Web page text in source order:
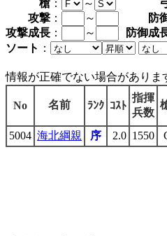
槍 ： ～
攻撃 ： ～ 防
攻撃成長 ： ～ 防御成
ソート ：
情報が正確でない場合がありま
No 名前 ﾗﾝｸ ｺｽﾄ
指揮
兵数
5004 海北綱親 序 2.0 1550